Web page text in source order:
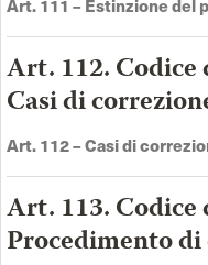
Art.111 –Estinzione del
Art. 112.
Casi di
Art.112 –Casi di
Art. 113.
Procedimento